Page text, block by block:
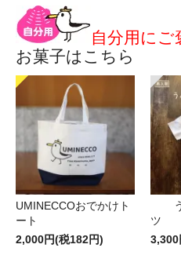
自分用にご
お菓子はこちら
UMINECCOおでかけト
ート
2,000円(税182円)
ツ
3,300